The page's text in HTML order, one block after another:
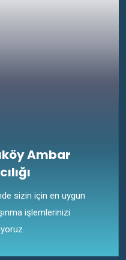
Ambar
sizin için en uygun
işlemlerinizi